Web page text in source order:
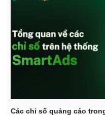
Các chỉ số quảng cáo